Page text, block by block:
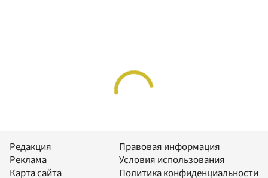
Редакция
Реклама
Карта сайта
Правовая информация
Условия использования
Политика конфиденциальности